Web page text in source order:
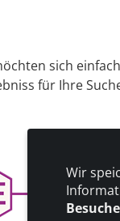
sich
für Ihre
Wir